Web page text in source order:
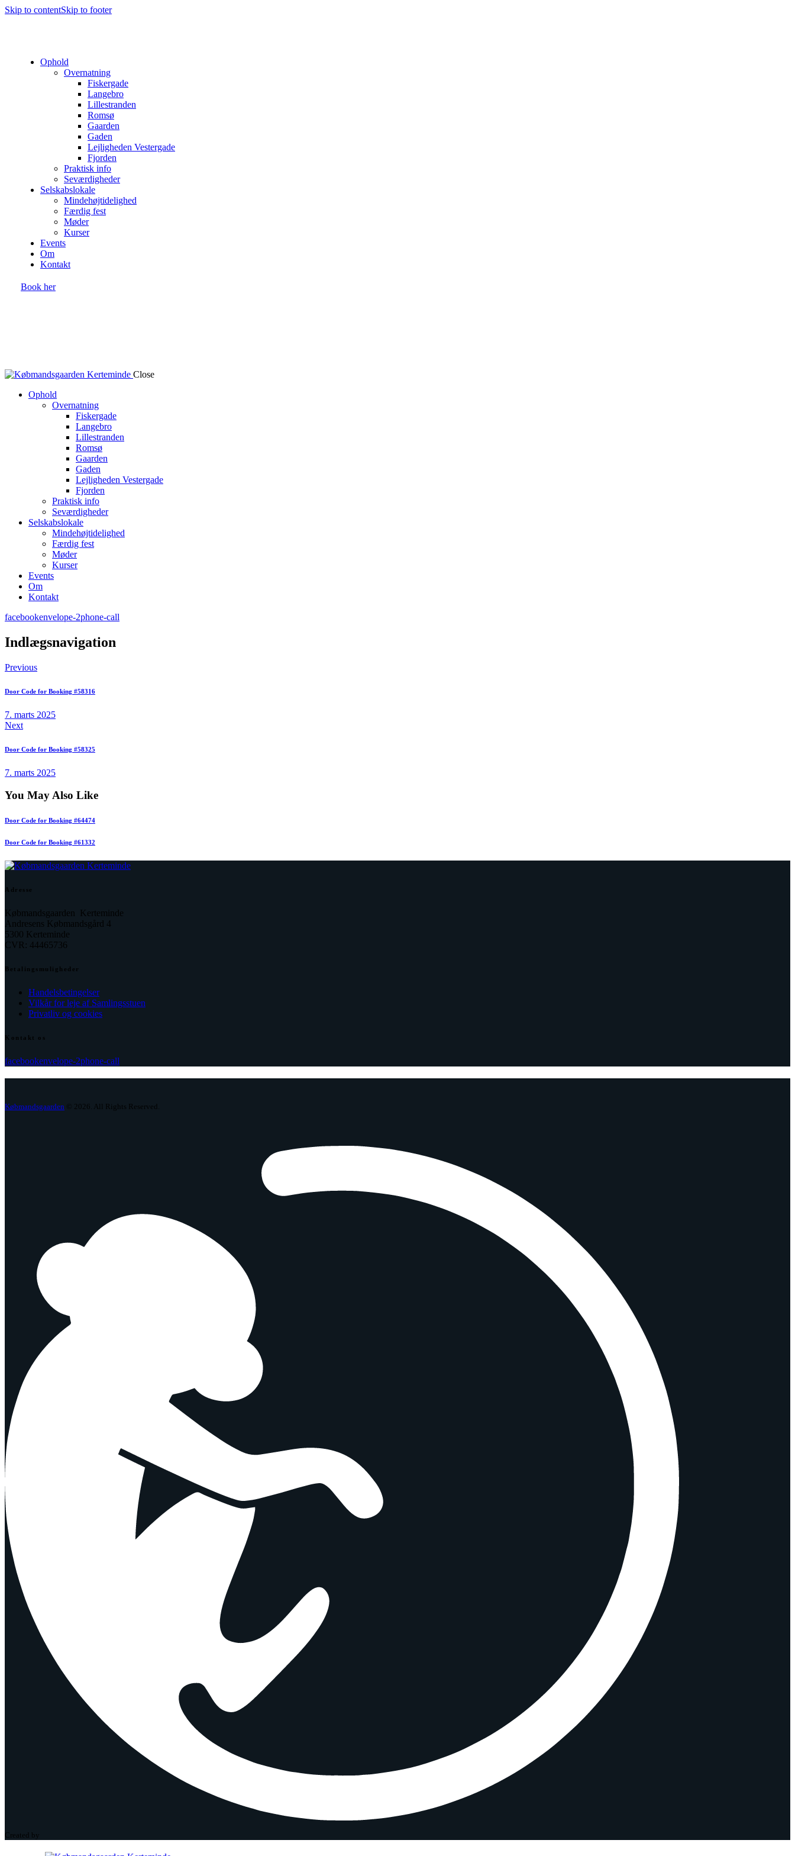
Skip to contentSkip to footer
Ophold
Overnatning
Fiskergade
Langebro
Lillestranden
Romsø
Gaarden
Gaden
Lejligheden Vestergade
Fjorden
Praktisk info
Seværdigheder
Selskabslokale
Mindehøjtidelighed
Færdig fest
Møder
Kurser
Events
Om
Kontakt
Book her
Close
Ophold
Overnatning
Fiskergade
Langebro
Lillestranden
Romsø
Gaarden
Gaden
Lejligheden Vestergade
Fjorden
Praktisk info
Seværdigheder
Selskabslokale
Mindehøjtidelighed
Færdig fest
Møder
Kurser
Events
Om
Kontakt
facebookenvelope-2phone-call
Indlægsnavigation
Previous
Door Code for Booking #58316
7. marts 2025
Next
Door Code for Booking #58325
7. marts 2025
You May Also Like
Door Code for Booking #64474
Door Code for Booking #61332
Adresse
Købmandsgaarden Kerteminde
Andresens Købmandsgård 4
5300 Kerteminde
CVR: 44465736
Betalingsmuligheder
Handelsbetingelser
Vilkår for leje af Samlingsstuen
Privatliv og cookies
Kontakt os
facebookenvelope-2phone-call
Købmandsgaarden © 2026. All Rights Reserved.
Created by